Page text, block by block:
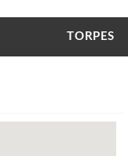
TORPES